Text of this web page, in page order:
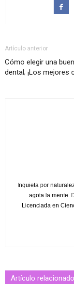
Artículo anterior
Cómo elegir una
dental; ¡Los mejores
Inquieta por
agota la mente.
Licenciada en
Artículo